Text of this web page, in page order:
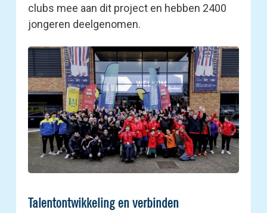
clubs mee aan dit project en hebben 2400
jongeren deelgenomen.
Talentontwikkeling en verbinden